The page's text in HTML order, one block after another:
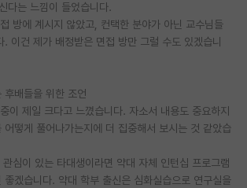
다는 느낌이 들었습니다.
방에 계시지 않았고, 컨택한 분야가 아닌 교수님들
. 이건 제가 배정받은 면접 방만 그럴 수도 있겠습니
후배들을 위한 조언
이 제일 크다고 느꼈습니다. 자소서 내용도 중요하지
어떻게 풀어나가는지에 더 집중해서 보시는 것 같았습
심이 있는 타대생이라면 약대 자체 인턴십 프로그램
좋겠습니다. 약대 학부 출신은 심화실습으로 연구실을